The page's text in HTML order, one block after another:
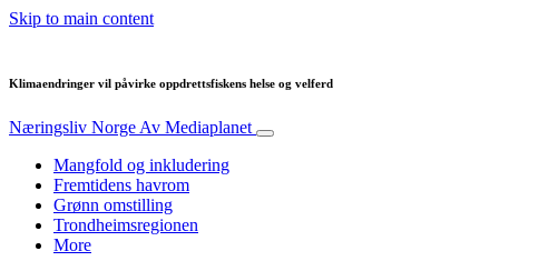
Skip to main content
Klimaendringer vil påvirke oppdrettsfiskens helse og velferd
Næringsliv Norge Av Mediaplanet
Mangfold og inkludering
Fremtidens havrom
Grønn omstilling
Trondheimsregionen
More